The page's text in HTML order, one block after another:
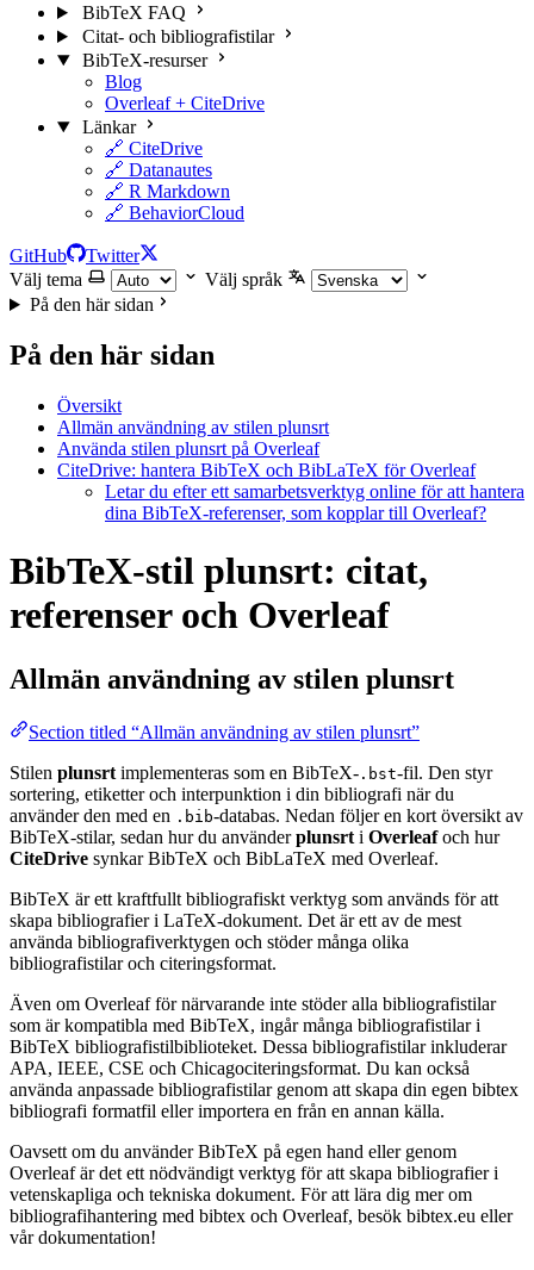
BibTeX FAQ
Citat- och bibliografistilar
BibTeX-resurser
Blog
Overleaf + CiteDrive
Länkar
🔗 CiteDrive
🔗 Datanautes
🔗 R Markdown
🔗 BehaviorCloud
GitHub
Twitter
Välj tema
Välj språk
På den här sidan
På den här sidan
Översikt
Allmän användning av stilen plunsrt
Använda stilen plunsrt på Overleaf
CiteDrive: hantera BibTeX och BibLaTeX för Overleaf
Letar du efter ett samarbetsverktyg online för att hantera
dina BibTeX-referenser, som kopplar till Overleaf?
BibTeX-stil plunsrt: citat,
referenser och Overleaf
Allmän användning av stilen plunsrt
Section titled “Allmän användning av stilen plunsrt”
Stilen plunsrt implementeras som en BibTeX- .bst-fil. Den styr
sortering, etiketter och interpunktion i din bibliografi när du
använder den med en .bib-databas. Nedan följer en kort översikt av
BibTeX-stilar, sedan hur du använderplunsrt i Overleafoch hur
CiteDrive synkar BibTeX och BibLaTeX med Overleaf.
BibTeX är ett kraftfullt bibliografiskt verktyg som används för att
skapa bibliografier i LaTeX-dokument. Det är ett av de mest
använda bibliografiverktygen och stöder många olika
bibliografistilar och citeringsformat.
Även om Overleaf för närvarande inte stöder alla bibliografistilar
som är kompatibla med BibTeX, ingår många bibliografistilar i
BibTeX bibliografistilbiblioteket. Dessa bibliografistilar inkluderar
APA, IEEE, CSE och Chicagociteringsformat. Du kan också
använda anpassade bibliografistilar genom att skapa din egen bibtex
bibliografi formatfil eller importera en från en annan källa.
Oavsett om du använder BibTeX på egen hand eller genom
Overleaf är det ett nödvändigt verktyg för att skapa bibliografier i
vetenskapliga och tekniska dokument. För att lära dig mer om
bibliografihantering med bibtex och Overleaf, besök bibtex.eu eller
vår dokumentation!